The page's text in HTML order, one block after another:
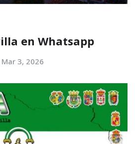
en Whatsapp
Mar 3, 2026